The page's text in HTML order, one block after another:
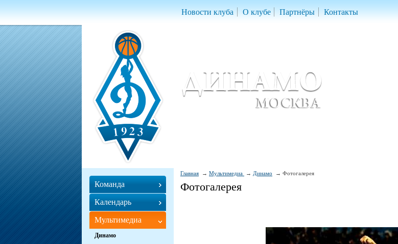
Новости клуба О клубе Партнёры Контакты
Главная Мультимедиа Динамо Фотогалерея
Фотогалерея
Команда
Календарь
Мультимедиа
Динамо